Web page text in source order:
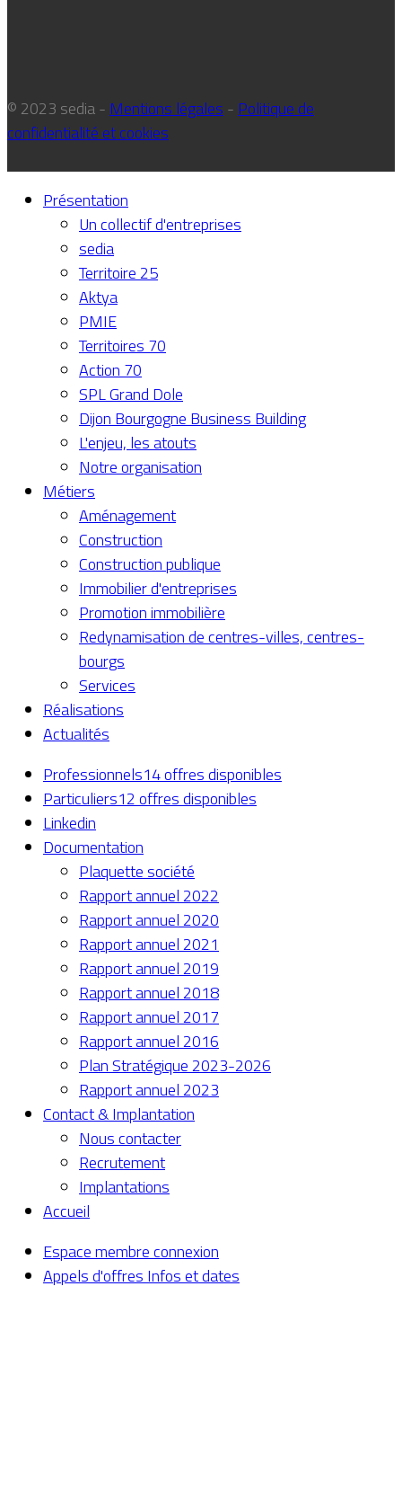
© 2023 sedia - Mentions légales - Politique de
confidentialité et cookies
Présentation
Un collectif d'entreprises
sedia
Territoire 25
Aktya
PMIE
Territoires 70
Action 70
SPL Grand Dole
Dijon Bourgogne Business Building
L'enjeu, les atouts
Notre organisation
Métiers
Aménagement
Construction
Construction publique
Immobilier d'entreprises
Promotion immobilière
Redynamisation de centres-villes, centres-
bourgs
Services
Réalisations
Actualités
Professionnels14 offres disponibles
Particuliers12 offres disponibles
Linkedin
Documentation
Plaquette société
Rapport annuel 2022
Rapport annuel 2020
Rapport annuel 2021
Rapport annuel 2019
Rapport annuel 2018
Rapport annuel 2017
Rapport annuel 2016
Plan Stratégique 2023-2026
Rapport annuel 2023
Contact & Implantation
Nous contacter
Recrutement
Implantations
Accueil
Espace membreconnexion
Appels d'offres Infos et dates